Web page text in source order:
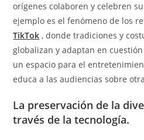
orígenes colaboren y celebren
ejemplo es el fenómeno de los
TikTok , donde tradiciones y
globalizan y adaptan en
un espacio para el
educa a las audiencias sobre
La preservación de la
través de la tecnología.